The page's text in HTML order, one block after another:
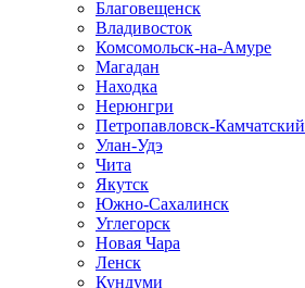
Благовещенск
Владивосток
Комсомольск-на-Амуре
Магадан
Находка
Нерюнгри
Петропавловск-Камчатский
Улан-Удэ
Чита
Якутск
Южно-Сахалинск
Углегорск
Новая Чара
Ленск
Кундуми